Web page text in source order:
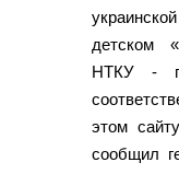
детском
НТКУ -
этом
сообщил